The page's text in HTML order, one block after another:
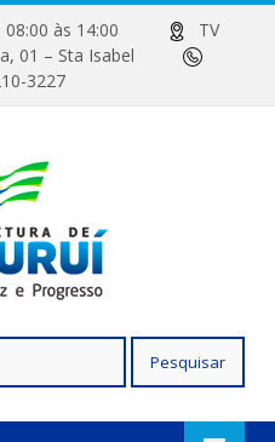
08:00 às 14:00
TV
01 – Sta Isabel
3227